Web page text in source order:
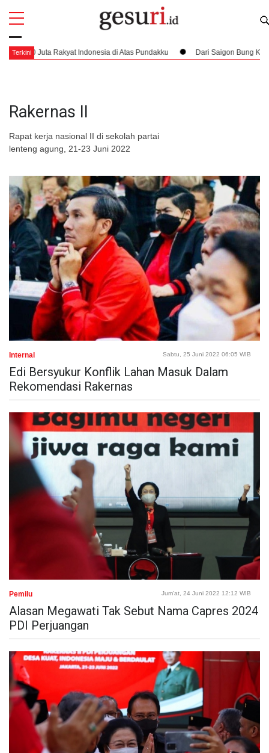
Terkini
di Atas Pundakku Dari Saigon Bung Karno Datang Menjemput Hak
Rakernas II
Rapat kerja nasional II di sekolah partai
lenteng agung, 21-23 Juni 2022
All
Internal Sabtu, 25 Juni 2022 06:05 WIB
Edi Bersyukur Konflik Lahan Masuk Dalam
Rekomendasi Rakernas
Pemilu Jum'at, 24 Juni 2022 12:12 WIB
Alasan Megawati Tak Sebut Nama Capres 2024
PDI Perjuangan